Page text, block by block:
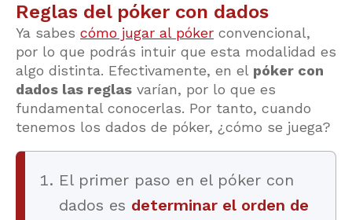
Reglas del póker con dados
Ya sabes cómo jugar al póker convencional,
por lo que podrás intuir que esta modalidad es
algo distinta. Efectivamente, en el póker con
dados las reglas varían, por lo que es
fundamental conocerlas. Por tanto, cuando
tenemos los dados de póker, ¿cómo se juega?
El primer paso en el póker con
dados es determinar el orden de